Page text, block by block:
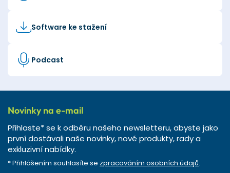
Software ke stažení
Podcast
Novinky na e-mail
Přihlaste* se k odběru našeho newsletteru, abyste jako
první dostávali naše novinky, nové produkty, rady a
exkluzivní nabídky.
* Přihlášením souhlasíte se zpracováním osobních údajů.